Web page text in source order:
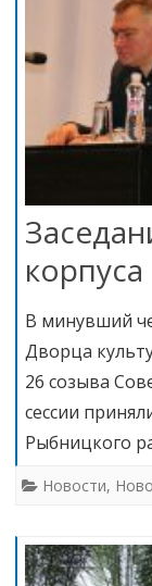
корпуса
В минувший
Дворца
26 созыва
сессии
Рыбницкого
Новости,